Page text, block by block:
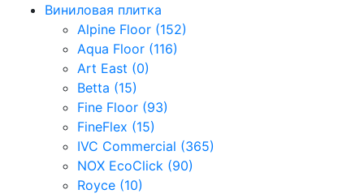
Виниловая плитка
Alpine Floor (152)
Aqua Floor (116)
Art East (0)
Betta (15)
Fine Floor (93)
FineFlex (15)
IVC Commercial (365)
NOX EcoClick (90)
Royce (10)